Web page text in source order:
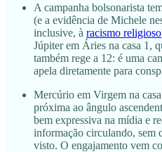
A campanha bolsonarista
(e a evidência de Michele
inclusive, à racismo religioso
Júpiter em Áries na casa 1,
também rege a 12: é uma
apela diretamente para
Mercúrio em Virgem na
próxima ao ângulo
bem expressiva na mídia e
informação circulando, sem
visto. O engajamento vem